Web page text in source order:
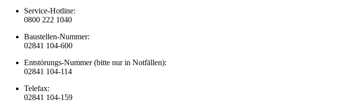
Service-Hotline:
0800 222 1040
Baustellen-Nummer:
02841 104-600
Entstörungs-Nummer (bitte nur in Notfällen):
02841 104-114
Telefax:
02841 104-159